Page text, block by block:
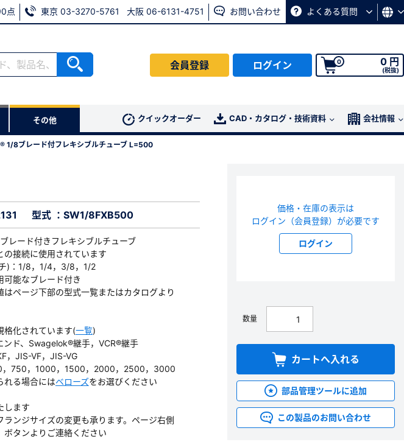
点 東京 03-3270-5761 大阪 06-6131-4751 お問い合わせ よくある質問
会員登録 ログイン 0 0 円
(税抜)
その他 クイックオーダー CAD・カタログ・技術資料 会社情報
1/8ブレード付フレキシブルチューブ L=500
型式 ：SW1/8FXB500
レード付きフレキシブルチューブ
の接続に使用されています
)：1/8，1/4，3/8，1/2
可能なブレード付き
はページ下部の型式一覧またはカタログより
化されています(一覧)
ンド、Swagelok®継手，VCR®継手
，JIS-VF，JIS-VG
，750，1000，1500，2000，2500，3000
れる場合にはベローズをお選びください
します
ランジサイズの変更も承ります。ページ右側
ボタンよりご連絡ください
価格・在庫の表示は
ログイン（会員登録）が必要です
ログイン
数量
カートへ入れる
部品管理ツールに追加
この製品のお問い合わせ
ドする
会員の方はこちら
※メールアドレスを忘れた方は、
よりお問い合わせください